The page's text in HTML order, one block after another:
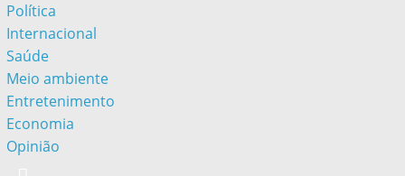
Política
Internacional
Saúde
Meio ambiente
Entretenimento
Economia
Opinião